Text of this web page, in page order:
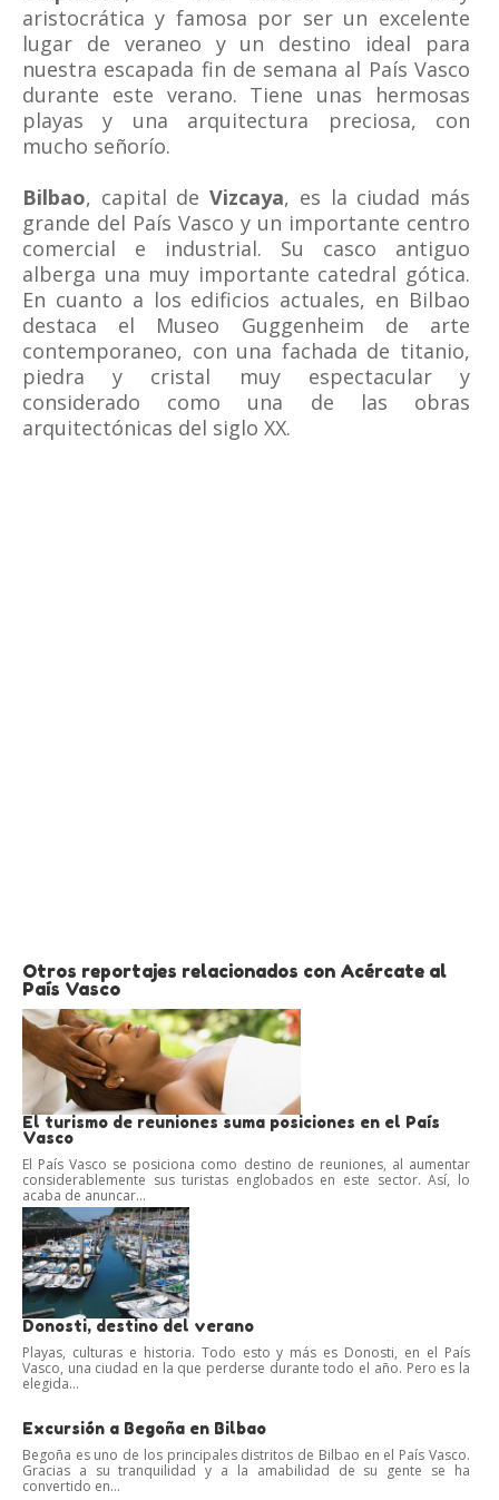
aristocrática y famosa por ser un excelente
lugar de veraneo y un destino ideal para
nuestra escapada fin de semana al País Vasco
durante este verano. Tiene unas hermosas
playas y una arquitectura preciosa, con
mucho señorío.
Bilbao, capital deVizcaya, es la ciudad más
grande del País Vasco y un importante centro
comercial e industrial. Su casco antiguo
alberga una muy importante catedral gótica.
En cuanto a los edificios actuales, en Bilbao
destaca el Museo Guggenheim de arte
contemporaneo, con una fachada de titanio,
piedra y cristal muy espectacular y
considerado como una de las obras
arquitectónicas del siglo XX.
Otros reportajes relacionados con Acércate al
País Vasco
El turismo de reuniones suma posiciones en el País
Vasco
El País Vasco se posiciona como destino de reuniones, al aumentar
considerablemente sus turistas englobados en este sector. Así, lo
acaba de anuncar...
Donosti, destino del verano
Playas, culturas e historia. Todo esto y más es Donosti, en el País
Vasco, una ciudad en la que perderse durante todo el año. Pero es la
elegida...
Excursión a Begoña en Bilbao
Begoña es uno de los principales distritos de Bilbao en el País Vasco.
Gracias a su tranquilidad y a la amabilidad de su gente se ha
convertido en...